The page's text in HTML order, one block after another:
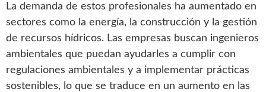
La demanda de estos profesionales ha aumentado en
sectores como la energía, la construcción y la gestión
de recursos hídricos. Las empresas buscan ingenieros
ambientales que puedan ayudarles a cumplir con
regulaciones ambientales y a implementar prácticas
sostenibles, lo que se traduce en un aumento en las